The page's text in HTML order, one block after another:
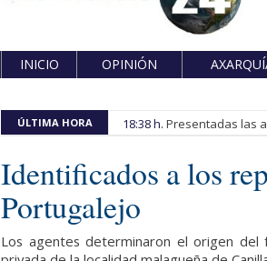
INICIO OPINIÓN
ÚLTIMA HORA 18:38 h. Presentadas las
Identificados a los
Portugalejo
Los agentes determinaron el origen